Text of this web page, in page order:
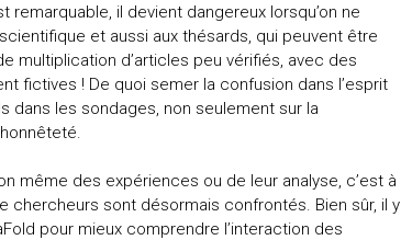
remarquable, il devient dangereux lorsqu’on ne
et aussi aux thésards, qui peuvent être
multiplication d’articles peu vérifiés, avec des
fictives ! De quoi semer la confusion dans l’esprit
dans les sondages, non seulement sur la
même des expériences ou de leur analyse, c’est à
chercheurs sont désormais confrontés. Bien sûr, il y
pour mieux comprendre l’interaction des